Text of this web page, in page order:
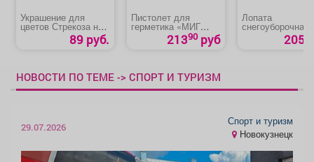
Украшение для
цветов Стрекоза на
цветке 89 руб.
Пистолет для
герметика «МИГ
R5606-2»21390 руб
Лопата
снегоуборочная
«РемоКолор 69-
205
НОВОСТИ ПО ТЕМЕ -> СПОРТ И ТУРИЗМ
29.07.2026
Спорт и туризм
Новокузнецк